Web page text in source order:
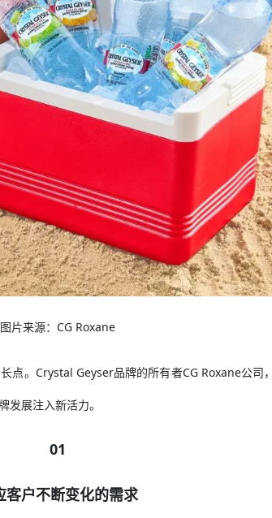
图片来源：CG Roxane
点。Crystal Geyser品牌的所有者CG Roxane公司
展注入新活力。
01
客户不断变化的需求